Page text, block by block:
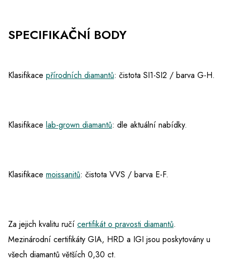
SPECIFIKAČNÍ BODY
Klasifikace přírodních diamantů: čistota SI1-SI2 / barva G-H.
Klasifikace lab-grown diamantů: dle aktuální nabídky.
Klasifikace moissanitů: čistota VVS / barva E-F.
Za jejich kvalitu ručí certifikát o pravosti diamantů.
Mezinárodní certifikáty GIA, HRD a IGI jsou poskytovány u
všech diamantů větších 0,30 ct.